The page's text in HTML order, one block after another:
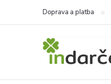
Doprava a platba